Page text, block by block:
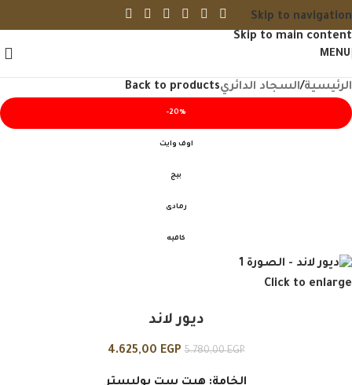
Skip to navigation
Skip to main content
MENU
الرئيسية/السجاد الدائريBack to products
-20%
اوف وايت
بيج
رمادى
كافيه
Click to enlarge
ديور لاند
5.780,00EGP
4.625,00 EGP